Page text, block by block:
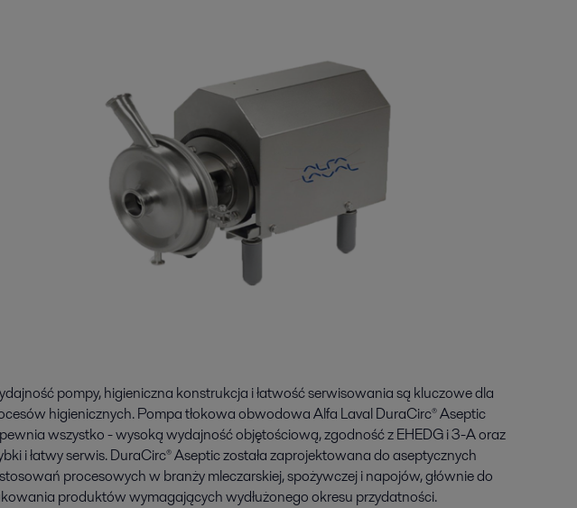
pompy, higieniczna konstrukcja i łatwość serwisowania są kluczowe dla
higienicznych. Pompa tłokowa obwodowa Alfa Laval DuraCirc® Aseptic
wszystko - wysoką wydajność objętościową, zgodność z EHEDG i 3-A oraz
i łatwy serwis. DuraCirc® Aseptic została zaprojektowana do aseptycznych
procesowych w branży mleczarskiej, spożywczej i napojów, głównie do
produktów wymagających wydłużonego okresu przydatności.